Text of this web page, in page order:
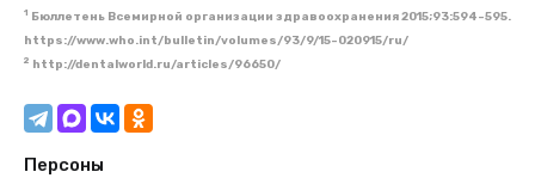
1 Бюллетень Всемирной организации здравоохранения 2015;93:594-595.
https://www.who.int/bulletin/volumes/93/9/15-020915/ru/
2 http://dentalworld.ru/articles/96650/
Персоны